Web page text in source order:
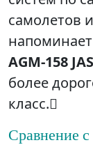
самолетов
напоминает
AGM‑158
более
класс.
Сравнение